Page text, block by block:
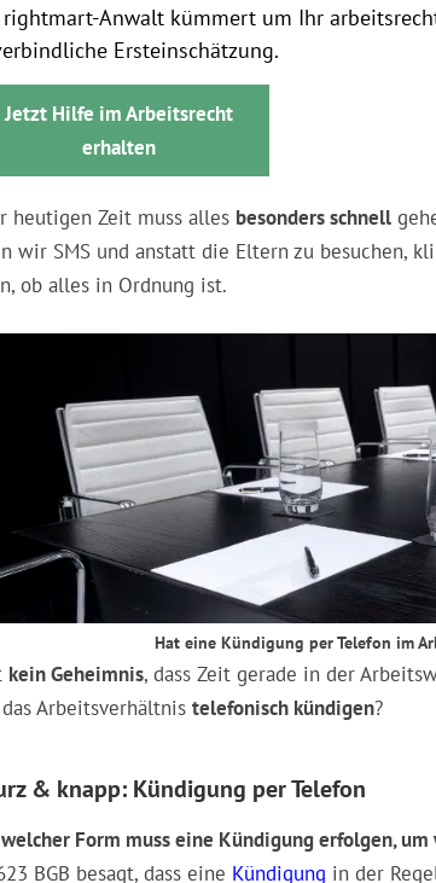
rightmart-Anwalt kümmert um Ihr
Ersteinschätzung.
Jetzt Hilfe im Arbeitsrecht
erhalten
heutigen Zeit muss alles besonders schnell
wir SMS und anstatt die Eltern zu besuchen,
ob alles in Ordnung ist.
Hat eine Kündigung per Telefon im
kein Geheimnis, dass Zeit gerade in der
Arbeitsverhältnis telefonisch kündigen?
& knapp: Kündigung per Telefon
Form muss eine Kündigung erfolgen, um
BGB besagt, dass eine Kündigung in der